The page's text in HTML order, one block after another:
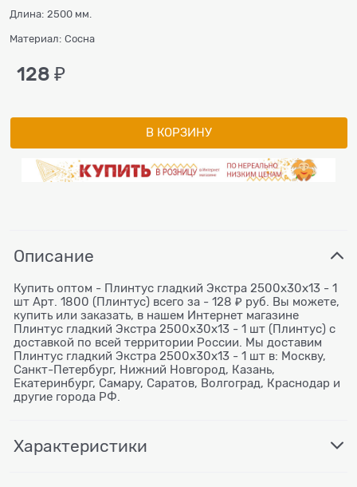
Длина: 2500 мм.
Материал: Сосна
128 ₽
В КОРЗИНУ
Описание
Купить оптом - Плинтус гладкий Экстра 2500x30x13 - 1
шт Арт. 1800 (Плинтус) всего за - 128 ₽ руб. Вы можете,
купить или заказать, в нашем Интернет магазине
Плинтус гладкий Экстра 2500x30x13 - 1 шт (Плинтус) с
доставкой по всей территории России. Мы доставим
Плинтус гладкий Экстра 2500x30x13 - 1 шт в: Москву,
Санкт-Петербург, Нижний Новгород, Казань,
Екатеринбург, Самару, Саратов, Волгоград, Краснодар и
другие города РФ.
Характеристики